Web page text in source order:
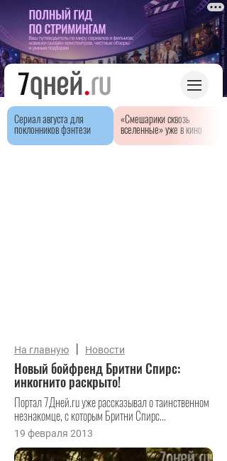
Сериал августа для
поклонников фэнтези
«Смешарики сквозь
вселенные» уже в кино
На главную | Новости
Новый бойфренд Бритни Спирс:
инкогнито раскрыто!
Портал 7Дней.ru уже рассказывал о таинственном
незнакомце, с которым Бритни Спирс...
19 февраля 2013